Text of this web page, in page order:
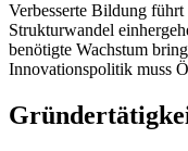
Verbesserte Bildung
Strukturwandel
benötigte Wachstum
Innovationspolitik muss